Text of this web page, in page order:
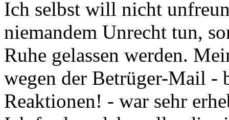
Ich selbst will nicht
niemandem Unrecht tun,
Ruhe gelassen werden.
wegen der Betrüger-Mail -
Reaktionen! - war sehr